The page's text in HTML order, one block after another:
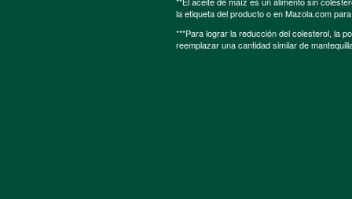
la etiqueta del producto o en Mazola.com
***Para lograr la reducción del colesterol, la
reemplazar una cantidad similar de